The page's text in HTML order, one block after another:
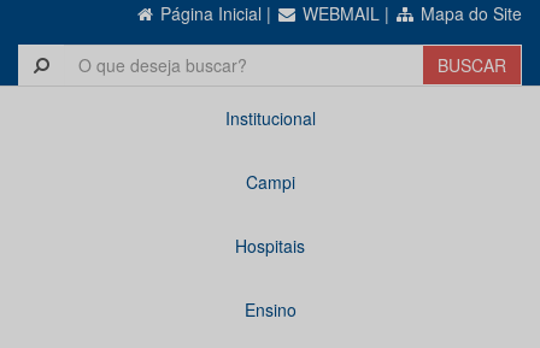
Página Inicial | WEBMAIL | Mapa do Site
Institucional
Campi
Hospitais
Ensino